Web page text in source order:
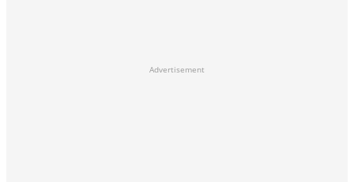
Advertisement